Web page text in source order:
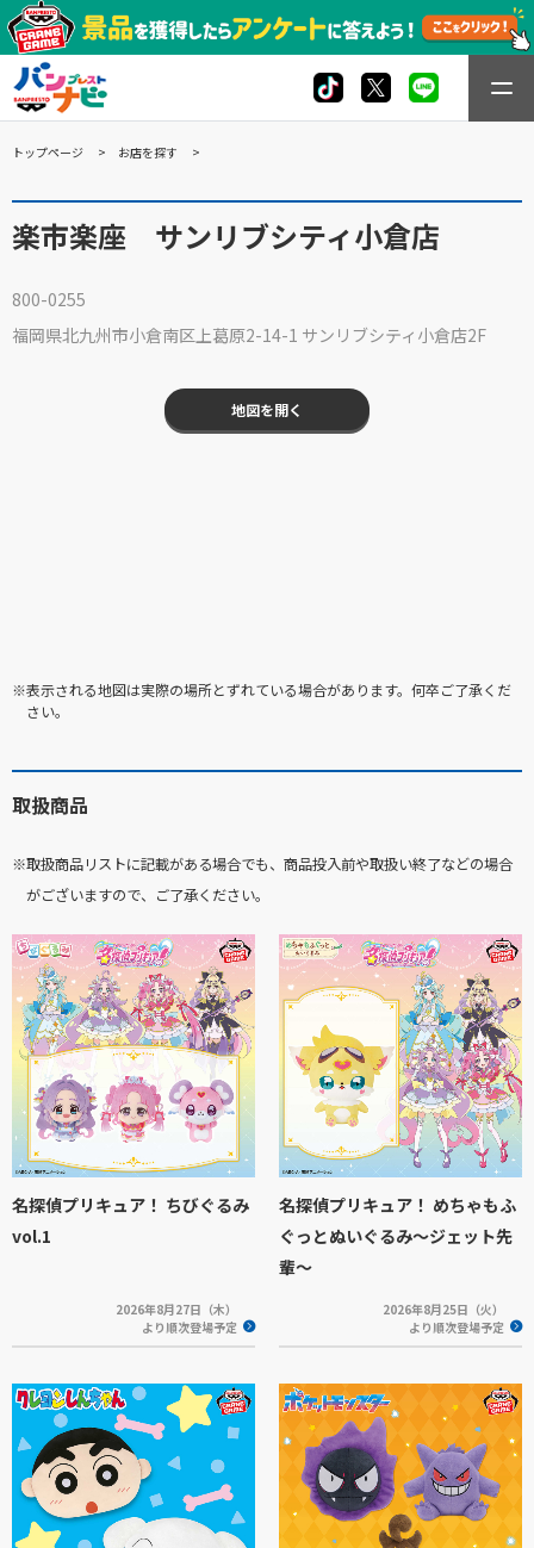
トップページ お店を探す
楽市楽座 サンリブシティ小倉店
800-0255
福岡県北九州市小倉南区上葛原2-14-1 サンリブシティ小倉店2F
地図を開く
※表示される地図は実際の場所とずれている場合があります。何卒ご了承くだ
さい。
取扱商品
※取扱商品リストに記載がある場合でも、商品投入前や取扱い終了などの場合
がございますので、ご了承ください。
名探偵プリキュア！ ちびぐるみ
vol.1
2026年8月27日（木）
より順次登場予定
名探偵プリキュア！ めちゃもふ
ぐっとぬいぐるみ～ジェット先
輩～
2026年8月25日（火）
より順次登場予定